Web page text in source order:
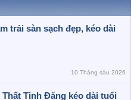
trải sàn sạch đẹp, kéo dài
10 Tháng sáu 2026
Tinh Đăng kéo dài tuổi